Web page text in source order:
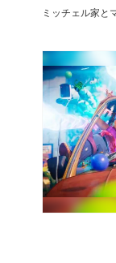
ミッチェル家と